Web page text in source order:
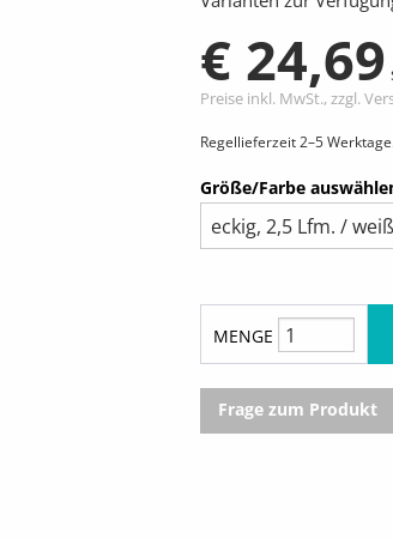
€ 24,69
Preise inkl. MwSt., zzgl.
Regellieferzeit 2–5
Größe/Farbe
MENGE
Frage zum Produkt